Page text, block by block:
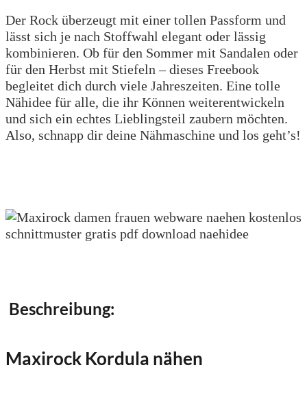
Der Rock überzeugt mit einer tollen Passform und
lässt sich je nach Stoffwahl elegant oder lässig
kombinieren. Ob für den Sommer mit Sandalen oder
für den Herbst mit Stiefeln – dieses Freebook
begleitet dich durch viele Jahreszeiten. Eine tolle
Nähidee für alle, die ihr Können weiterentwickeln
und sich ein echtes Lieblingsteil zaubern möchten.
Also, schnapp dir deine Nähmaschine und los geht’s!
Beschreibung:
Maxirock Kordula nähen